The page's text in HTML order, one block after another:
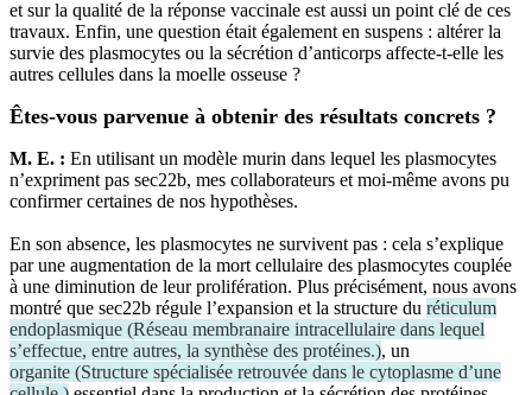
et sur la qualité de la réponse vaccinale est aussi un point clé de ces
travaux. Enfin, une question était également en suspens : altérer la
survie des plasmocytes ou la sécrétion d’anticorps affecte-t-elle les
autres cellules dans la moelle osseuse ?
Êtes-vous parvenue à obtenir des résultats concrets ?
M. E. : En utilisant un modèle murin dans lequel les plasmocytes
n’expriment pas sec22b, mes collaborateurs et moi-même avons pu
confirmer certaines de nos hypothèses.
En son absence, les plasmocytes ne survivent pas : cela s’explique
par une augmentation de la mort cellulaire des plasmocytes couplée
à une diminution de leur prolifération. Plus précisément, nous avons
montré que sec22b régule l’expansion et la structure du réticulum
endoplasmique (Réseau membranaire intracellulaire dans lequel
s’effectue, entre autres, la synthèse des protéines.), un
organite (Structure spécialisée retrouvée dans le cytoplasme d’une